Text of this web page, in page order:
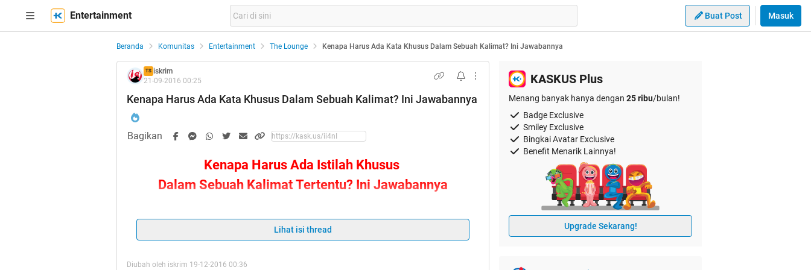
Entertainment Buat Post Masuk
Beranda Komunitas Entertainment The Lounge Kenapa Harus Ada Kata Khusus Dalam Sebuah Kalimat? Ini Jawabannya
TS iskrim
21-09-2016 00:25
Kenapa Harus Ada Kata Khusus Dalam Sebuah Kalimat? Ini Jawabannya
Bagikan
Kenapa Harus Ada Istilah Khusus
Dalam Sebuah Kalimat Tertentu? Ini Jawabannya
Lihat isi thread
Diubah oleh iskrim 19-12-2016 00:36
KASKUS Plus
Menang banyak hanya dengan 25 ribu/bulan!
Badge Exclusive
Smiley Exclusive
Bingkai Avatar Exclusive
Benefit Menarik Lainnya!
Upgrade Sekarang!